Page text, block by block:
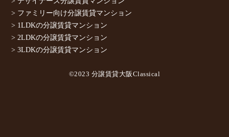
> ファミリー向け分譲賃貸マンション
> 1LDKの分譲賃貸マンション
> 2LDKの分譲賃貸マンション
> 3LDKの分譲賃貸マンション
©2023 分譲賃貸大阪Classical